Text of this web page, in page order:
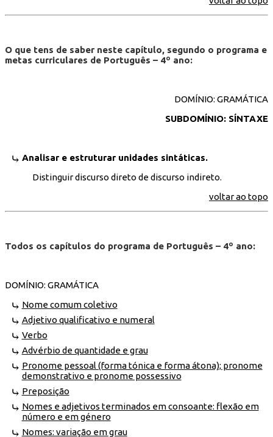
O que tens de saber neste capítulo, segundo o programa e
metas curriculares de Português – 4º ano:
DOMÍNIO: GRAMÁTICA
SUBDOMÍNIO: SÍNTAXE
Analisar e estruturar unidades sintáticas.
Distinguir discurso direto de discurso indireto.
voltar ao topo
Todos os capítulos do programa de Português – 4º ano:
DOMÍNIO: GRAMÁTICA
Nome comum coletivo
Adjetivo qualificativo e numeral
Verbo
Advérbio de quantidade e grau
Pronome pessoal (forma tónica e forma átona); pronome
demonstrativo e pronome possessivo
Preposição
Nomes e adjetivos terminados em consoante: flexão em
número e em género
Nomes: variação em grau